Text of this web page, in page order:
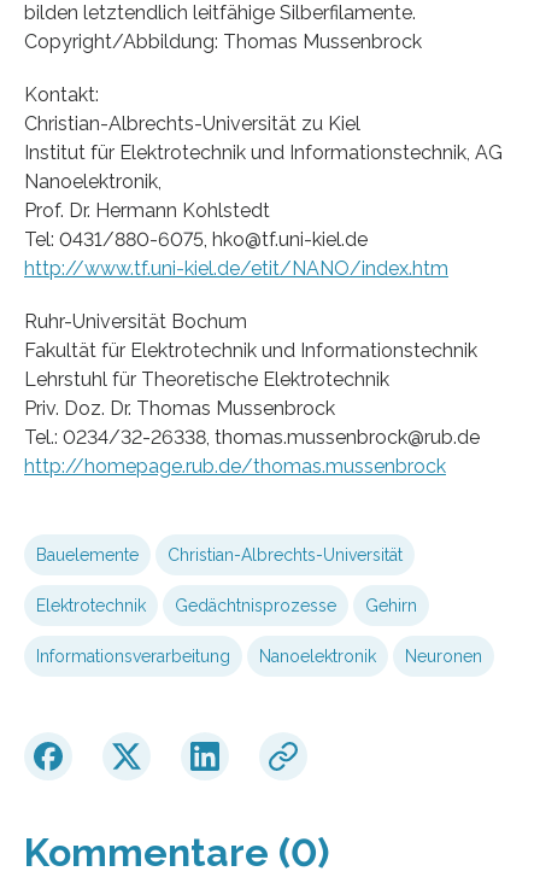
bilden letztendlich leitfähige Silberfilamente.
Copyright/Abbildung: Thomas Mussenbrock
Kontakt:
Christian-Albrechts-Universität zu Kiel
Institut für Elektrotechnik und Informationstechnik, AG
Nanoelektronik,
Prof. Dr. Hermann Kohlstedt
Tel: 0431/880-6075, hko@tf.uni-kiel.de
http://www.tf.uni-kiel.de/etit/NANO/index.htm
Ruhr-Universität Bochum
Fakultät für Elektrotechnik und Informationstechnik
Lehrstuhl für Theoretische Elektrotechnik
Priv. Doz. Dr. Thomas Mussenbrock
Tel.: 0234/32-26338, thomas.mussenbrock@rub.de
http://homepage.rub.de/thomas.mussenbrock
Bauelemente Christian-Albrechts-Universität
Elektrotechnik Gedächtnisprozesse Gehirn
Informationsverarbeitung Nanoelektronik Neuronen
Kommentare (0)